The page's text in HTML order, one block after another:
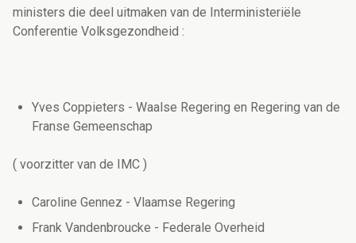
ministers die deel uitmaken van de Interministeriële
Conferentie Volksgezondheid :
Yves Coppieters - Waalse Regering en Regering van de
Franse Gemeenschap
( voorzitter van de IMC )
Caroline Gennez - Vlaamse Regering
Frank Vandenbroucke - Federale Overheid